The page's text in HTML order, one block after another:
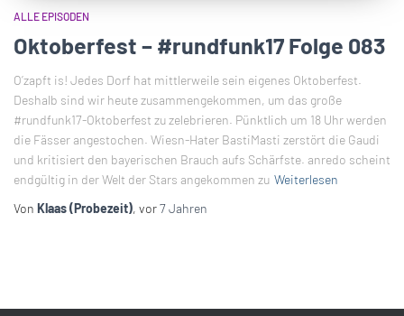
ALLE EPISODEN
Oktoberfest – #rundfunk17 Folge 083
O’zapft is! Jedes Dorf hat mittlerweile sein eigenes Oktoberfest.
Deshalb sind wir heute zusammengekommen, um das große
#rundfunk17-Oktoberfest zu zelebrieren. Pünktlich um 18 Uhr werden
die Fässer angestochen. Wiesn-Hater BastiMasti zerstört die Gaudi
und kritisiert den bayerischen Brauch aufs Schärfste. anredo scheint
endgültig in der Welt der Stars angekommen zu Weiterlesen
Von Klaas (Probezeit), vor7 Jahren